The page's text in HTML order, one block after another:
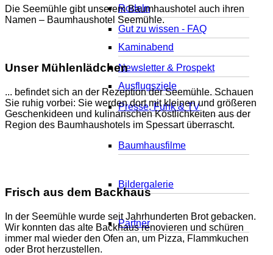
Rodeln
Kaminabend
Ausflugsziele
Gut zu wissen - FAQ
Newsletter & Prospekt
Presse, Funk & TV
Baumhausfilme
Bildergalerie
Partner
Die Seemühle gibt unserem Baumhaushotel auch ihren
Namen – Baumhaushotel Seemühle.
Unser Mühlenlädchen
... befindet sich an der Rezeption der Seemühle. Schauen
Sie ruhig vorbei: Sie werden dort mit kleinen und größeren
Geschenkideen und kulinarischen Köstlichkeiten aus der
Region des Baumhaushotels im Spessart überrascht.
Frisch aus dem Backhaus
In der Seemühle wurde seit Jahrhunderten Brot gebacken.
Wir konnten das alte Backhaus renovieren und schüren
immer mal wieder den Ofen an, um Pizza, Flammkuchen
oder Brot herzustellen.